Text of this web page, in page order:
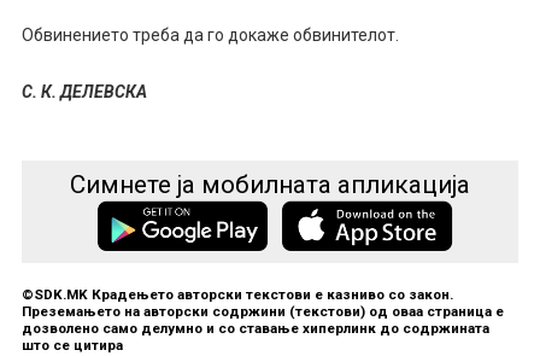
Обвинението треба да го докаже обвинителот.
С. К. ДЕЛЕВСКА
Симнете ја мобилната апликација
©SDK.MK Крадењето авторски текстови е казниво со закон.
Преземањето на авторски содржини (текстови) од оваа страница е
дозволено само делумно и со ставање хиперлинк до содржината
што се цитира